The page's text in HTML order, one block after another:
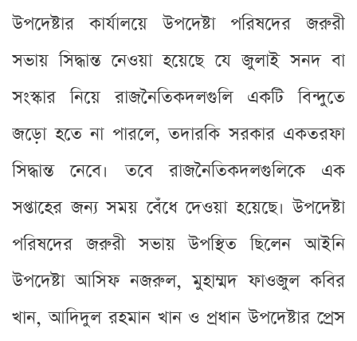
উপদেষ্টার কার্যালয়ে উপদেষ্টা পরিষদের জরুরী
সভায় সিদ্ধান্ত নেওয়া হয়েছে যে জুলাই সনদ বা
সংস্কার নিয়ে রাজনৈতিকদলগুলি একটি বিন্দুতে
জড়ো হতে না পারলে, তদারকি সরকার একতরফা
সিদ্ধান্ত নেবে। তবে রাজনৈতিকদলগুলিকে এক
সপ্তাহের জন্য সময় বেঁধে দেওয়া হয়েছে। উপদেষ্টা
পরিষদের জরুরী সভায় উপস্থিত ছিলেন আইনি
উপদেষ্টা আসিফ নজরুল, মুহাম্মদ ফাওজুল কবির
খান, আদিদুল রহমান খান ও প্রধান উপদেষ্টার প্রেস